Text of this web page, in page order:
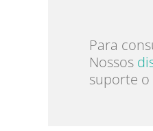
Para
Nossos
suporte o